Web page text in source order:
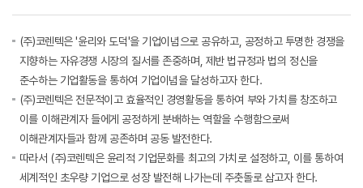
(주)코렌텍은 '윤리와 도덕'을 기업이념으로 공유하고, 공정하고 투명한 경쟁을
지향하는 자유경쟁 시장의 질서를 존중하며, 제반 법규정과 법의 정신을
준수하는 기업활동을 통하여 기업이념을 달성하고자 한다.
(주)코렌텍은 전문적이고 효율적인 경영활동을 통하여 부와 가치를 창조하고
이를 이해관계자 들에게 공정하게 분배하는 역할을 수행함으로써
이해관계자들과 함께 공존하며 공동 발전한다.
따라서 (주)코렌텍은 윤리적 기업문화를 최고의 가치로 설정하고, 이를 통하여
세계적인 초우량 기업으로 성장 발전해 나가는데 주춧돌로 삼고자 한다.